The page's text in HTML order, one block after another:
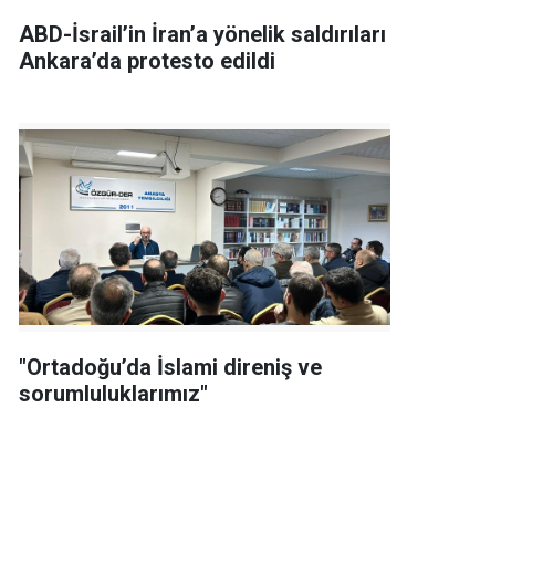
ABD-İsrail’in İran’a yönelik saldırıları
Ankara’da protesto edildi
"Ortadoğu’da İslami direniş ve
sorumluluklarımız"